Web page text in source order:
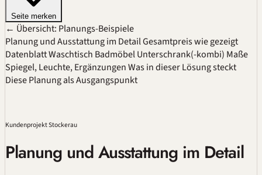
Seite merken
← Übersicht: Planungs-Beispiele
Planung und Ausstattung im DetailGesamtpreis wie gezeigt
DatenblattWaschtisch BadmöbelUnterschrank(-kombi) Maße
Spiegel, Leuchte, ErgänzungenWas in dieser Lösung steckt
Diese Planung als Ausgangspunkt
Kundenprojekt Stockerau
Planung und Ausstattung im Detail